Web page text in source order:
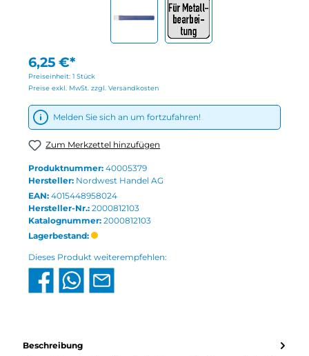
6,25 €*
Preiseinheit: 1 Stück
Preise exkl. MwSt. zzgl. Versandkosten
Melden Sie sich an um fortzufahren!
Zum Merkzettel hinzufügen
Produktnummer: 40005379
Hersteller: Nordwest Handel AG
EAN: 4015448958024
Hersteller-Nr.: 2000812103
Katalognummer: 2000812103
Lagerbestand:
Dieses Produkt weiterempfehlen:
Beschreibung